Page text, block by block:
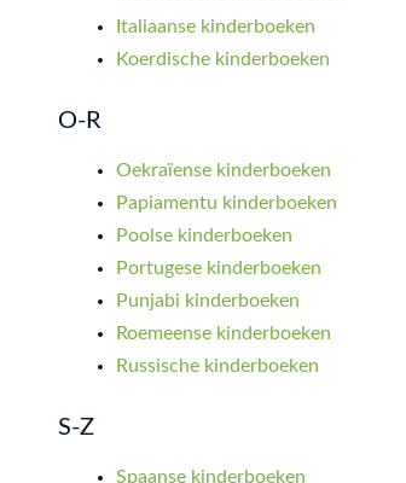
Italiaanse kinderboeken
Koerdische kinderboeken
O-R
Oekraïense kinderboeken
Papiamentu kinderboeken
Poolse kinderboeken
Portugese kinderboeken
Punjabi kinderboeken
Roemeense kinderboeken
Russische kinderboeken
S-Z
Spaanse kinderboeken